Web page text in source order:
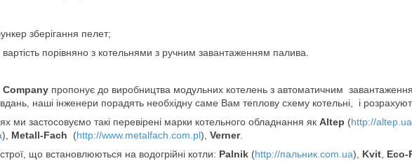
зберігання пелет;
порівняно з котельнями з ручним завантаженням палива.
Company пропонує до виробництва модульних котелень з автоматичним
наші інженери порадять необхідну саме Вам теплову схему котельні, і розрахують
ми застосовуємо такі перевірені марки котельного обладнання як Altep (http://altep.ua
), Metall-Fach (http://www.metalfach.com.pl), Verner.
що встановлюються на водогрійні котли: Palnik (http://пальник.com.ua), Kvit, Eco-